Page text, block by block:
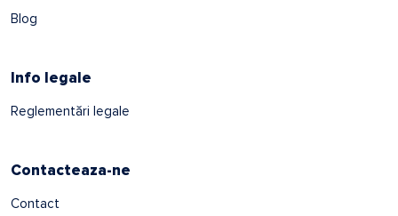
Blog
Info legale
Reglementări legale
Contacteaza-ne
Contact